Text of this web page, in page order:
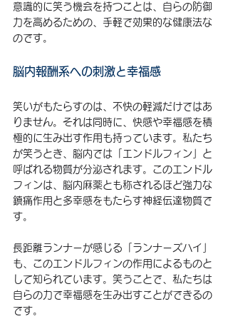
意識的に笑う機会を持つことは、自らの防御
力を高めるための、手軽で効果的な健康法な
のです。
脳内報酬系への刺激と幸福感
笑いがもたらすのは、不快の軽減だけではあ
りません。それは同時に、快感や幸福感を積
極的に生み出す作用も持っています。私たち
が笑うとき、脳内では「エンドルフィン」と
呼ばれる物質が分泌されます。このエンドル
フィンは、脳内麻薬とも称されるほど強力な
鎮痛作用と多幸感をもたらす神経伝達物質で
す。
長距離ランナーが感じる「ランナーズハイ」
も、このエンドルフィンの作用によるものと
して知られています。笑うことで、私たちは
自らの力で幸福感を生み出すことができるの
です。